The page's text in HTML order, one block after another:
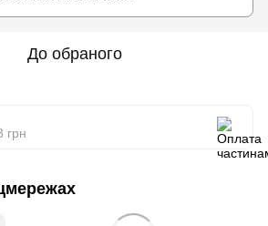
До обраного
грн